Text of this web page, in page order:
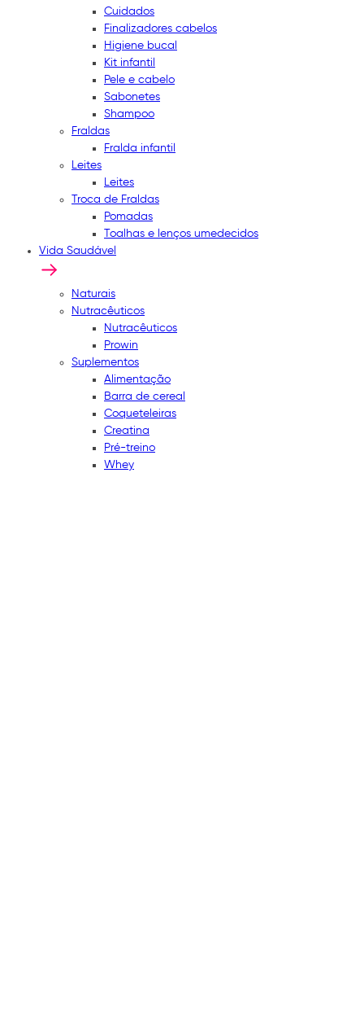
Cuidados
Finalizadores cabelos
Higiene bucal
Kit infantil
Pele e cabelo
Sabonetes
Shampoo
Fraldas
Fralda infantil
Leites
Leites
Troca de Fraldas
Pomadas
Toalhas e lenços umedecidos
Vida Saudável
Naturais
Nutracêuticos
Nutracêuticos
Prowin
Suplementos
Alimentação
Barra de cereal
Coqueteleiras
Creatina
Pré-treino
Whey